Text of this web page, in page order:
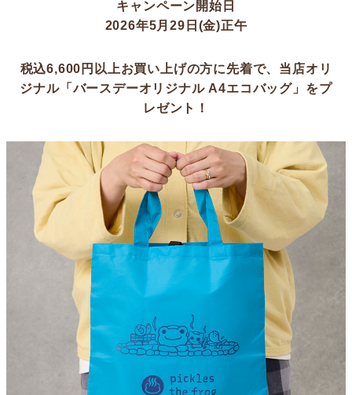
キャンペーン開始日
2026年5月29日(金)正午
税込6,600円以上お買い上げの方に先着で、 当店オリ
ジナル「バースデーオリジナル A4エコバッグ」をプ
レゼント！